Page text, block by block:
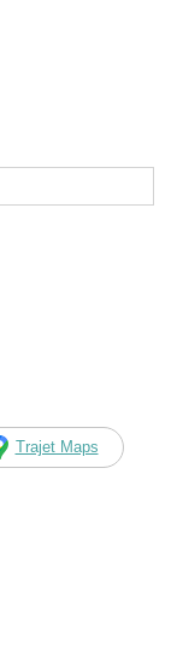
Trajet Maps